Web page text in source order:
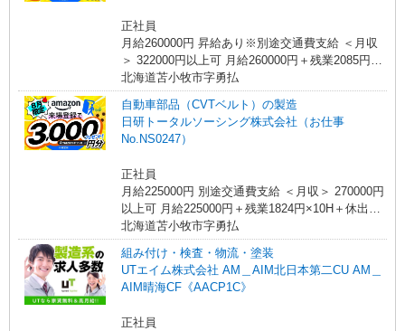
正社員
月給260000円 昇給あり※別途交通費支給 ＜月収
＞ 322000円以上可 月給260000円＋残業2085円
×20H＋深夜417円×50H
北海道苫小牧市字勇払
自動車部品（CVTベルト）の製造
日研トータルソーシング株式会社（お仕事
No.NS0247）
正社員
月給225000円 別途交通費支給 ＜月収＞ 270000円
以上可 月給225000円＋残業1824円×10H＋休出
1824円×8H＋深夜365円×40H
北海道苫小牧市字勇払
組み付け・検査・物流・塗装
UTエイム株式会社 AM＿AIM北日本第二CU AM＿
AIM晴海CF《AACP1C》
正社員